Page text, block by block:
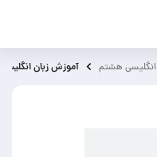
انگلیسی هشتم آموزش زبان